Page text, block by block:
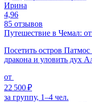
Ирина
4,96
85 отзывов
Путешествие в Чемал:
Посетить остров
дракона и уловить дух
от
22 500 ₽
за группу, 1–4 чел.